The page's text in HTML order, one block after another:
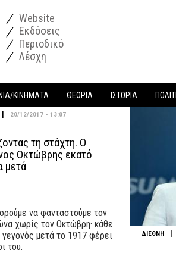
Website
Εκδόσεις
Περιοδικό
Λέσχη
ΚΙΝΗΜΑΤΑ ΘΕΩΡΙΑ ΙΣΤΟΡΙΑ
20/12/2017 - 13:07
τη στάχτη. Ο
Οκτώβρης εκατό
μετά
να φανταστούμε τον
χωρίς τον Οκτώβρη· κάθε
μετά το 1917 φέρει
του.
ΔΙΕΘΝΗ |